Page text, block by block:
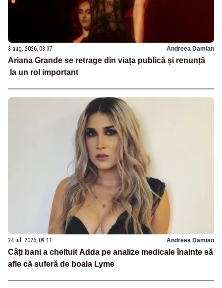
3 aug. 2026, 08:37 Andreea Damian
Ariana Grande se retrage din viața publică și renunță
la un rol important
24 iul. 2026, 09:11 Andreea Damian
Câți bani a cheltuit Adda pe analize medicale înainte să
afle că suferă de boala Lyme